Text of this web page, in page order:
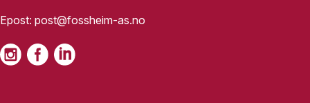
Epost: post@fossheim-as.no